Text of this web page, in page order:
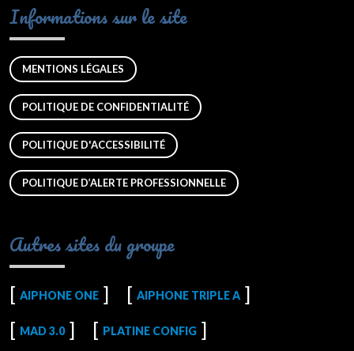
Informations sur le site
MENTIONS LÉGALES
POLITIQUE DE CONFIDENTIALITÉ
POLITIQUE D'ACCESSIBILITÉ
POLITIQUE D’ALERTE PROFESSIONNELLE
Autres sites du groupe
AIPHONE ONE AIPHONE TRIPLE A
MAD 3.0 PLATINE CONFIG